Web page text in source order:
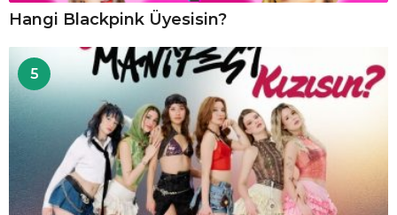
Hangi Blackpink Üyesisin?
5